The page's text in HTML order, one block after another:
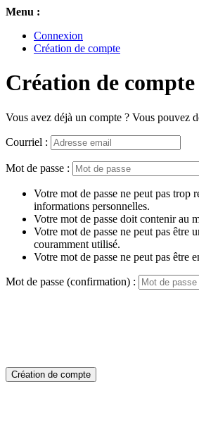
Menu :
Connexion
Création de compte
Création de compte
Vous avez déjà un compte ? Vous pouvez
Courriel :
Mot de passe :
Votre mot de passe ne peut pas trop
informations personnelles.
Votre mot de passe doit contenir au
Votre mot de passe ne peut pas être
couramment utilisé.
Votre mot de passe ne peut pas être
Mot de passe (confirmation) :
Création de compte